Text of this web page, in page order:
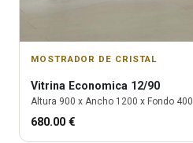
MOSTRADOR DE CRISTAL
Vitrina Economica 12/90
Altura 900 x Ancho 1200 x Fondo 400
680.00 €